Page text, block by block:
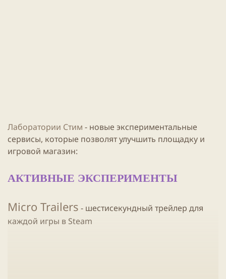
Лаборатории Стим - новые экспериментальные
сервисы, которые позволят улучшить площадку и
игровой магазин:
АКТИВНЫЕ ЭКСПЕРИМЕНТЫ
Micro Trailers - шестисекундный трейлер для
каждой игры в Steam